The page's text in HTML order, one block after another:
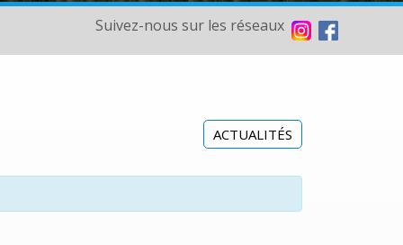
Suivez-nous sur les réseaux
ACTUALITÉS